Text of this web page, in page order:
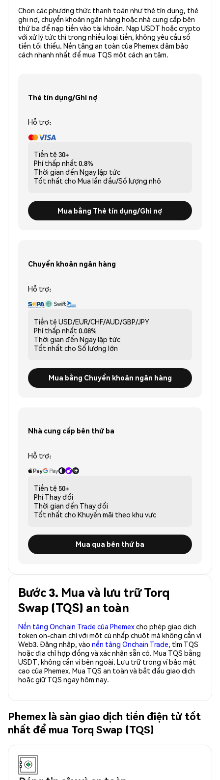
Chọn các phương thức thanh toán như thẻ tín dụng, thẻ
ghi nợ, chuyển khoản ngân hàng hoặc nhà cung cấp bên
thứ ba để nạp tiền vào tài khoản. Nạp USDT hoặc crypto
với xử lý tức thì trong nhiều loại tiền, không yêu cầu số
tiền tối thiểu. Nền tảng an toàn của Phemex đảm bảo
cách nhanh nhất để mua TQS một cách an tâm.
Thẻ tín dụng/Ghi nợ
Hỗ trợ:
Tiền tệ 30+
Phí thấp nhất 0.8%
Thời gian đến Ngay lập tức
Tốt nhất cho Mua lần đầu/Số lượng nhỏ
Mua bằng Thẻ tín dụng/Ghi nợ
Chuyển khoản ngân hàng
Hỗ trợ:
Tiền tệ USD/EUR/CHF/AUD/GBP/JPY
Phí thấp nhất 0.08%
Thời gian đến Ngay lập tức
Tốt nhất cho Số lượng lớn
Mua bằng Chuyển khoản ngân hàng
Nhà cung cấp bên thứ ba
Hỗ trợ:
Tiền tệ 50+
Phí Thay đổi
Thời gian đến Thay đổi
Tốt nhất cho Khuyến mãi theo khu vực
Mua qua bên thứ ba
Bước 3. Mua và lưu trữ Torq
Swap (TQS) an toàn
Nền tảng Onchain Trade của Phemexcho phép giao dịch
token on-chain chỉ với một cú nhấp chuột mà không cần ví
Web3. Đăng nhập, vào nền tảng Onchain Trade, tìm TQS
hoặc địa chỉ hợp đồng và xác nhận sẵn có. Mua TQS bằng
USDT, không cần ví bên ngoài. Lưu trữ trong ví bảo mật
cao của Phemex. Mua TQS an toàn và bắt đầu giao dịch
hoặc giữ TQS ngay hôm nay.
Phemex là sàn giao dịch tiền điện tử tốt
nhất để mua Torq Swap (TQS)